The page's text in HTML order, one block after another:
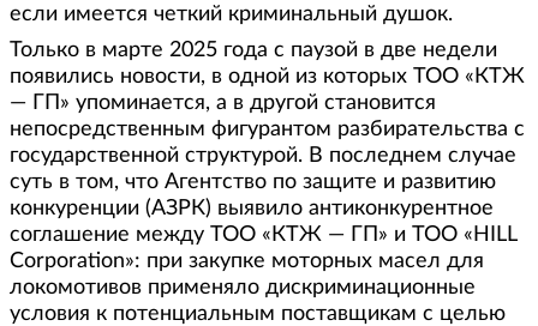
если имеется четкий криминальный душок.
Только в марте 2025 года с паузой в две недели
появились новости, в одной из которых ТОО «КТЖ
— ГП» упоминается, а в другой становится
непосредственным фигурантом разбирательства с
государственной структурой. В последнем случае
суть в том, что Агентство по защите и развитию
конкуренции (АЗРК) выявило антиконкурентное
соглашение между ТОО «КТЖ — ГП» и ТОО «HILL
Corporation»: при закупке моторных масел для
локомотивов применяло дискриминационные
условия к потенциальным поставщикам с целью